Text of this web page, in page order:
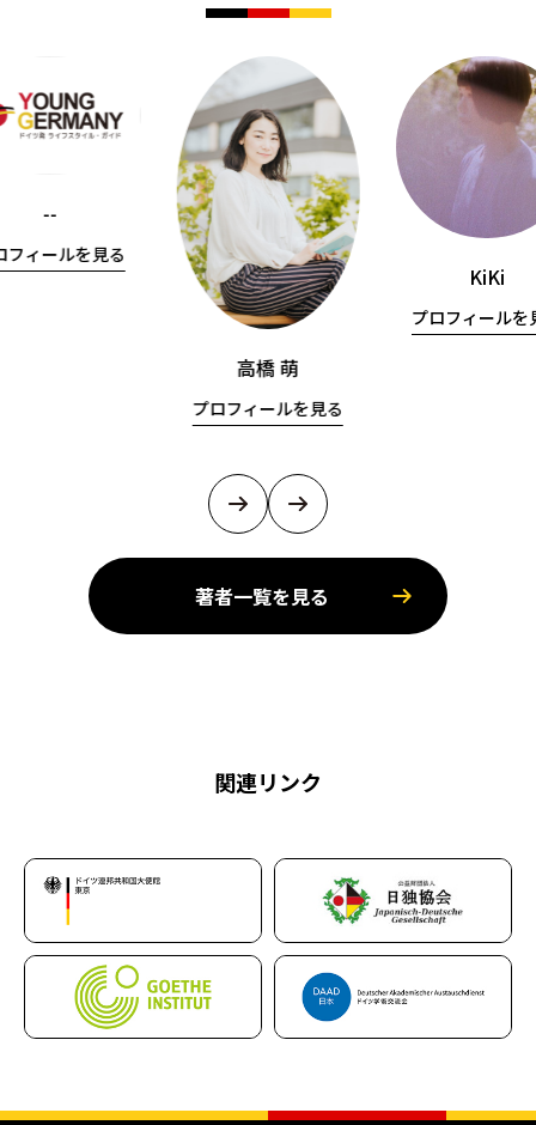
--
フィールを見る
高橋 萌
プロフィールを見る
KiKi
プロフィールを
著者一覧を見る
関連リンク